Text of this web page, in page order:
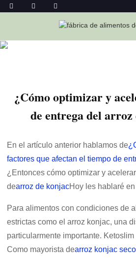
Hogar Noticias
¿Cómo
Entrega Del Arroz De
¿Cómo optimizar y
de entrega del arroz
En el artículo anterior hablamos de
factores que afectan el tiempo de
¿Entonces cómo optimizar y
dearroz de konjacHoy les hablaré
Para alimentos con condiciones de
estrictas como el arroz konjac, una
particularmente importante.
Como mayorista dearroz konjac seco